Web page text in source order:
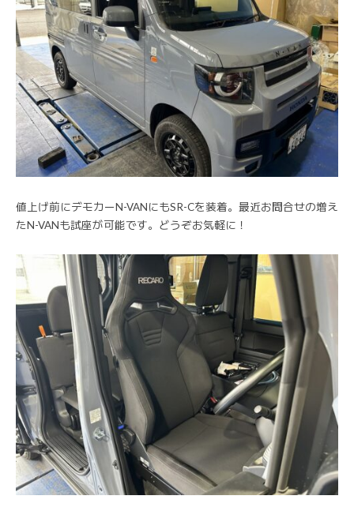
値上げ前にデモカーN-VANにもSR-Cを装着。最近お問合せの増え
たN-VANも試座が可能です。どうぞお気軽に！